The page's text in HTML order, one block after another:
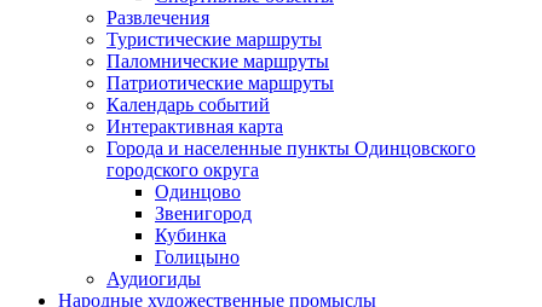
Развлечения
Туристические маршруты
Паломнические маршруты
Патриотические маршруты
Календарь событий
Интерактивная карта
Города и населенные пункты Одинцовского
городского округа
Одинцово
Звенигород
Кубинка
Голицыно
Аудиогиды
Народные художественные промыслы